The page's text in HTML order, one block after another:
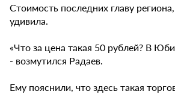
Стоимость последних главу
удивила.
«Что за цена такая 50 рублей? В
- возмутился Радаев.
Ему пояснили, что здесь такая